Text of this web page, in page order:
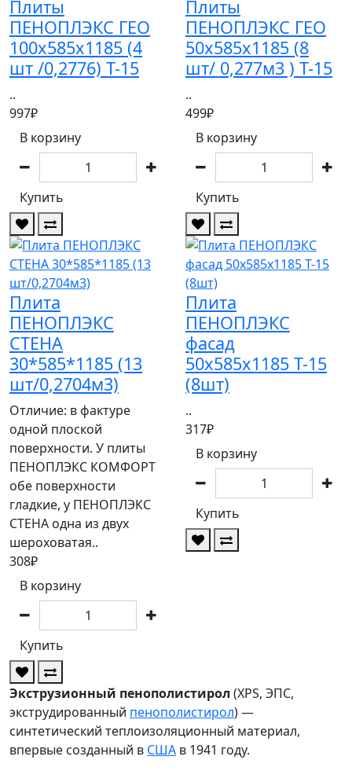
Плиты
ПЕНОПЛЭКС ГЕО
100х585х1185 (4
шт /0,2776) Т-15
..
997₽
В корзину
Купить
Плиты
ПЕНОПЛЭКС ГЕО
50х585х1185 (8
шт/ 0,277м3 ) Т-15
..
499₽
В корзину
Купить
Плита
ПЕНОПЛЭКС
СТЕНА
30*585*1185 (13
шт/0,2704м3)
Отличие: в фактуре
одной плоской
поверхности. У плиты
ПЕНОПЛЭКС КОМФОРТ
обе поверхности
гладкие, у ПЕНОПЛЭКС
СТЕНА одна из двух
шероховатая..
308₽
В корзину
Купить
Плита
ПЕНОПЛЭКС
фасад
50х585х1185 Т-15
(8шт)
..
317₽
В корзину
Купить
Экструзионный пенополистирол (XPS, ЭПС,
экструдированный пенополистирол) —
синтетический теплоизоляционный материал,
впервые созданный в США в 1941 году.